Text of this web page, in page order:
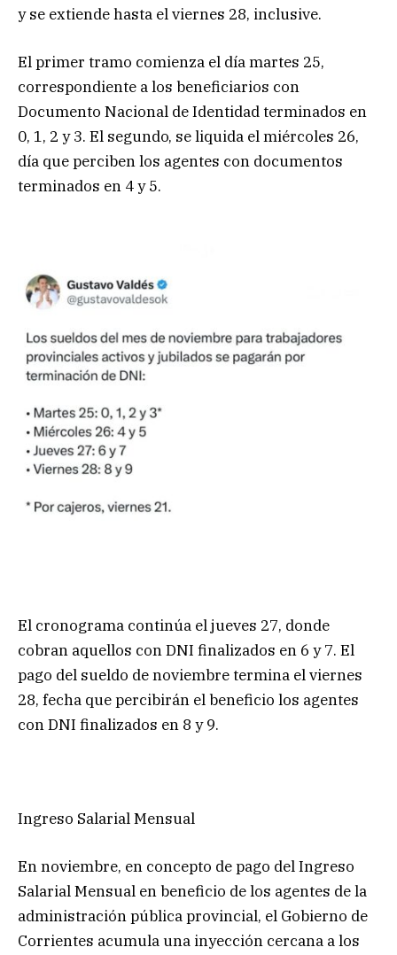
y se extiende hasta el viernes 28, inclusive.
El primer tramo comienza el día martes 25,
correspondiente a los beneficiarios con
Documento Nacional de Identidad terminados en
0, 1, 2 y 3. El segundo, se liquida el miércoles 26,
día que perciben los agentes con documentos
terminados en 4 y 5.
El cronograma continúa el jueves 27, donde
cobran aquellos con DNI finalizados en 6 y 7. El
pago del sueldo de noviembre termina el viernes
28, fecha que percibirán el beneficio los agentes
con DNI finalizados en 8 y 9.
Ingreso Salarial Mensual
En noviembre, en concepto de pago del Ingreso
Salarial Mensual en beneficio de los agentes de la
administración pública provincial, el Gobierno de
Corrientes acumula una inyección cercana a los